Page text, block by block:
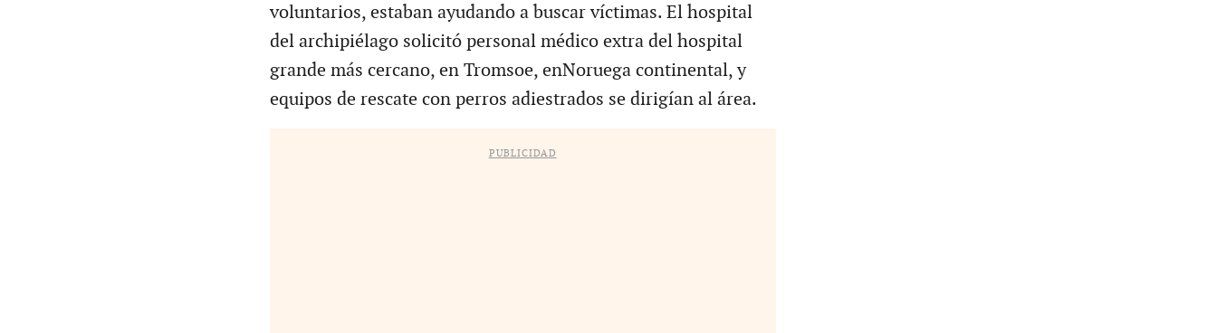
voluntarios, estaban ayudando a buscar víctimas. El hospital
del archipiélago solicitó personal médico extra del hospital
grande más cercano, en Tromsoe, enNoruega continental, y
equipos de rescate con perros adiestrados se dirigían al área.
PUBLICIDAD